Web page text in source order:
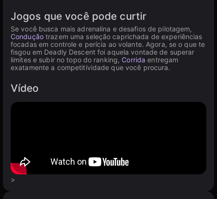
Jogos que você pode curtir
Se você busca mais adrenalina e desafios de pilotagem,
Conduçãotrazem uma seleção caprichada de experiências
focadas em controle e perícia ao volante. Agora, se o que te
fisgou em Deadly Descent foi aquela vontade de superar
limites e subir no topo do ranking, Corrida entregam
exatamente a competitividade que você procura.
Vídeo
>